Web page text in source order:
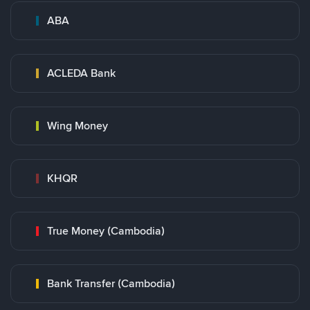
ABA
ACLEDA Bank
Wing Money
KHQR
True Money (Cambodia)
Bank Transfer (Cambodia)